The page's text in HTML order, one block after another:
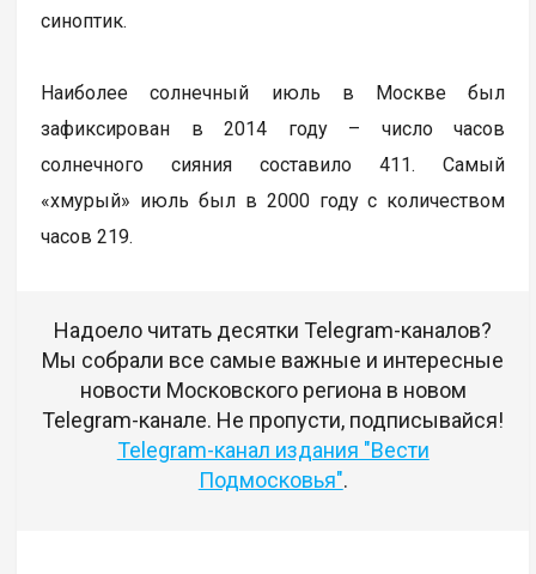
синоптик.
Наиболее солнечный июль в Москве был
зафиксирован в 2014 году – число часов
солнечного сияния составило 411. Самый
«хмурый» июль был в 2000 году с количеством
часов 219.
Надоело читать десятки Telegram-каналов?
Мы собрали все самые важные и интересные
новости Московского региона в новом
Telegram-канале. Не пропусти, подписывайся!
Telegram-канал издания "Вести
Подмосковья".